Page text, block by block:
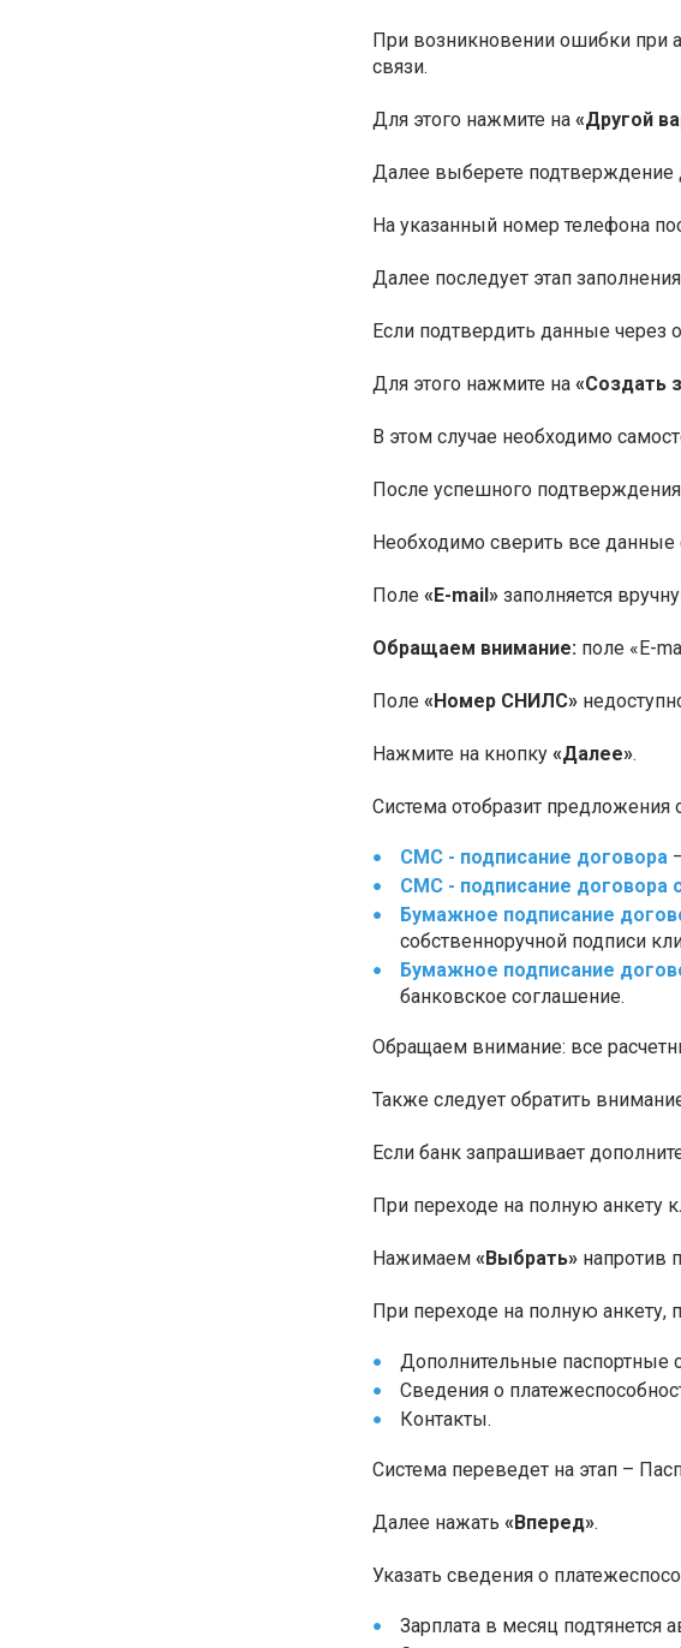
При возникновении ошибки при
связи.
Для этого нажмите на «Другой
Далее выберете подтверждение
На указанный номер телефона
Далее последует этап
Если подтвердить данные через
Для этого нажмите на «Создать
В этом случае необходимо
После успешного
Необходимо сверить все данные
Поле «E-mail» заполняется
Обращаем внимание: поле «E-
Поле «Номер СНИЛС»
Нажмите на кнопку «Далее».
Система отобразит предложения
СМС - подписание договора
СМС - подписание договора
Бумажное подписание
собственноручной подписи
Бумажное подписание
банковское соглашение.
Обращаем внимание: все
Также следует обратить
Если банк запрашивает
При переходе на полную анкету
Нажимаем «Выбрать» напротив
При переходе на полную анкету,
Дополнительные паспортные
Сведения о
Контакты.
Система переведет на этап –
Далее нажать «Вперед».
Указать сведения о
Зарплата в месяц подтянется